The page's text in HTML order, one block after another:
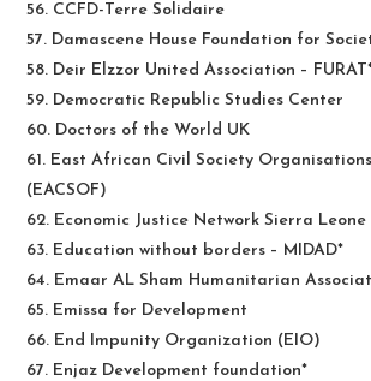
56. CCFD-Terre Solidaire
57. Damascene House Foundation for
58. Deir Elzzor United Association –
59. Democratic Republic Studies Center
60. Doctors of the World UK
61. East African Civil Society
(EACSOF)
62. Economic Justice Network Sierra Leone
63. Education without borders – MIDAD*
64. Emaar AL Sham Humanitarian
65. Emissa for Development
66. End Impunity Organization (EIO)
67. Enjaz Development foundation*